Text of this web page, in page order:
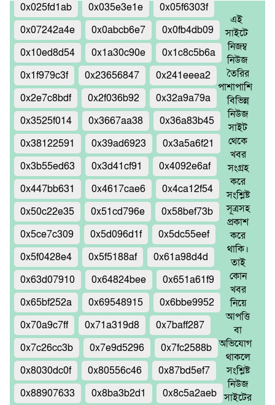
0x025fd1ab
0x035e3e1e
0x05f6303f
0x07242a4e
0x0abcb6e7
0x0fb4db09
0x10ed8d54
0x1a30c90e
0x1c8c5b6a
0x1f979c3f
0x23656847
0x241eeea2
0x2e7c8bdf
0x2f036b92
0x32a9a79a
0x3525f014
0x3667aa38
0x36a83b45
0x38122591
0x39ad6923
0x3a5a6f21
0x3b55ed63
0x3d41cf91
0x4092e6af
0x447bb631
0x4617cae6
0x4ca12f54
0x50c22e35
0x51cd796e
0x58bef73b
0x5ce7c309
0x5d096d1f
0x5dc55eef
0x5f0428e4
0x5f5188af
0x61a98d4d
0x63d07910
0x64824bee
0x651a61f9
0x65bf252a
0x69548915
0x6bbe9952
0x70a9c7ff
0x71a319d8
0x7baff287
0x7c26cc3b
0x7e9d5296
0x7fc2588b
0x8030dc0f
0x80556c46
0x87bd5ef7
0x88907633
0x8ba3b2d1
0x8c5a2aeb
এই
সাইটে
নিজম্ব
নিউজ
তৈরির
পাশাপাশি
বিভিন্ন
নিউজ
সাইট
থেকে
খবর
সংগ্রহ
করে
সংশ্লিষ্ট
সূত্রসহ
প্রকাশ
করে
থাকি।
তাই
কোন
খবর
নিয়ে
আপত্তি
বা
অভিযোগ
থাকলে
সংশ্লিষ্ট
নিউজ
সাইটের